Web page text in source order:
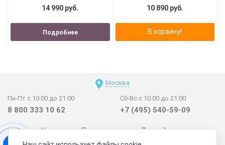
14 990 руб.
Подробнее
10 890 руб.
В корзину!
Москва
Пн-Пт с 10:00 до 21:00
8 800 333 10 62
Сб-Вс с 10:00 до 21:00
+7 (495) 540-59-09
Новинки Поставщикам
Личный счет